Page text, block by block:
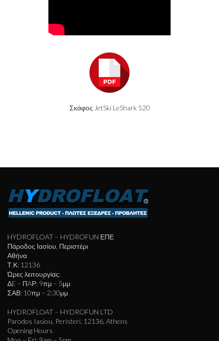
Σκάφος JetSki LeShark 520
HYDROFLOAT – HYDROFUN ΕΠΕ
Πάροδος Ιασίου, Περιστέρι
Αθήνα
Τ.Κ: 12136
Ώρες λειτουργίας:
ΔE – ΠAΡ: 9πμ – 5μμ
ΣΑΒ: 10πμ – 2:30μμ
HYDROFLOAT – HYDROFUN LTD
Parodos Iasiou, Peristeri, 12136, Athens
Opening Hours